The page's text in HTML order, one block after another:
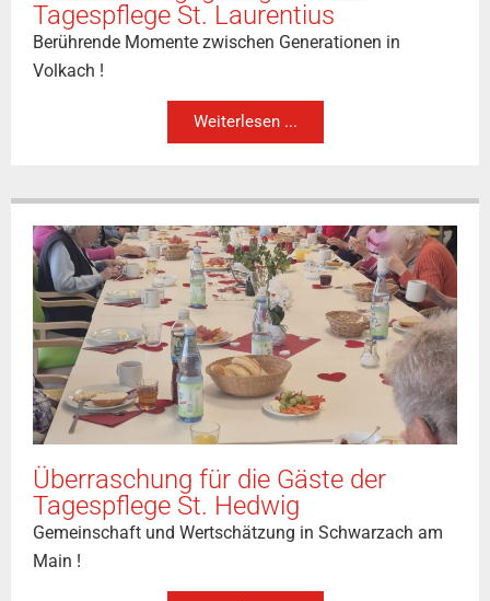
Tagespflege St. Laurentius
Berührende Momente zwischen Generationen in
Volkach !
Weiterlesen ...
Überraschung für die Gäste der
Tagespflege St. Hedwig
Gemeinschaft und Wertschätzung in Schwarzach am
Main !